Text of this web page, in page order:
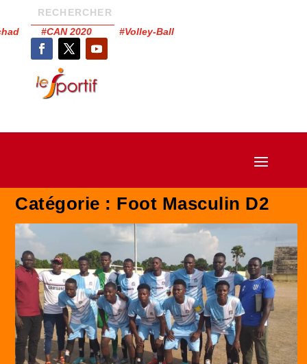
#CAN 2020 #Volley-Ball
Catégorie : Foot Masculin D2